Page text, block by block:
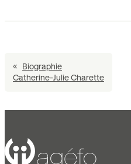
«
Biographie
Catherine-Julie Charette